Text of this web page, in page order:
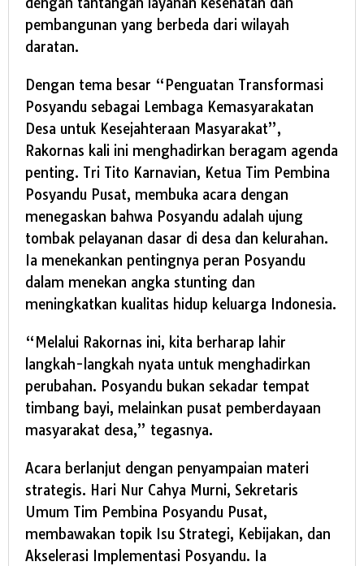
pembangunan yang berbeda dari wilayah
daratan.
Dengan tema besar “Penguatan Transformasi
Posyandu sebagai Lembaga Kemasyarakatan
Desa untuk Kesejahteraan Masyarakat”,
Rakornas kali ini menghadirkan beragam agenda
penting. Tri Tito Karnavian, Ketua Tim Pembina
Posyandu Pusat, membuka acara dengan
menegaskan bahwa Posyandu adalah ujung
tombak pelayanan dasar di desa dan kelurahan.
Ia menekankan pentingnya peran Posyandu
dalam menekan angka stunting dan
meningkatkan kualitas hidup keluarga Indonesia.
“Melalui Rakornas ini, kita berharap lahir
langkah-langkah nyata untuk menghadirkan
perubahan. Posyandu bukan sekadar tempat
timbang bayi, melainkan pusat pemberdayaan
masyarakat desa,” tegasnya.
Acara berlanjut dengan penyampaian materi
strategis. Hari Nur Cahya Murni, Sekretaris
Umum Tim Pembina Posyandu Pusat,
membawakan topik Isu Strategi, Kebijakan, dan
Akselerasi Implementasi Posyandu. Ia